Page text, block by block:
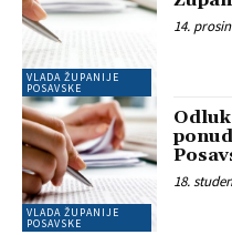
VLADA ŽUPANIJE
POSAVSKE
14.
VLADA ŽUPANIJE
POSAVSKE
18.